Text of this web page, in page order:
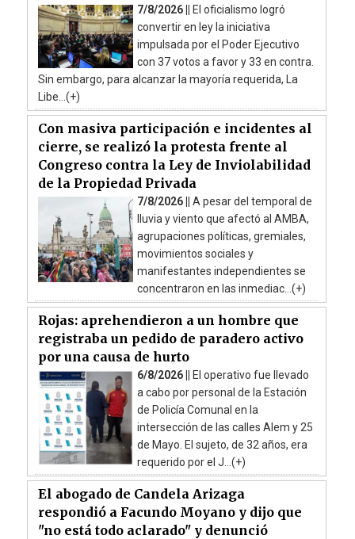
7/8/2026 ||
El oficialismo logró
convertir en ley la iniciativa
impulsada por el Poder Ejecutivo
con 37 votos a favor y 33 en contra.
Sin embargo, para alcanzar la mayoría requerida, La
Libe...(+)
Con masiva participación e incidentes al
cierre, se realizó la protesta frente al
Congreso contra la Ley de Inviolabilidad
de la Propiedad Privada
7/8/2026 || A pesar del temporal de
lluvia y viento que afectó al AMBA,
agrupaciones políticas, gremiales,
movimientos sociales y
manifestantes independientes se
concentraron en las inmediac...(+)
Rojas: aprehendieron a un hombre que
registraba un pedido de paradero activo
por una causa de hurto
6/8/2026 ||
El operativo fue llevado
a cabo por personal de la Estación
de Policía Comunal en la
intersección de las calles Alem y 25
de Mayo. El sujeto, de 32 años, era
requerido por el J...(+)
El abogado de Candela Arizaga
respondió a Facundo Moyano y dijo que
"no está todo aclarado" y denunció